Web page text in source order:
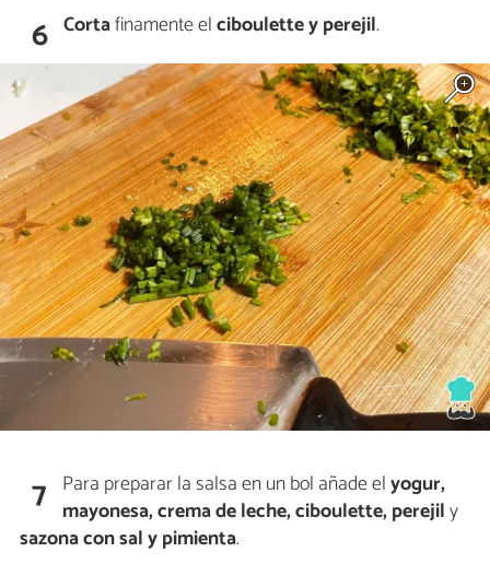
6 Cortafinamente elciboulette y perejil.
7 Para preparar la salsa en un bol añade elyogur,
mayonesa, crema de leche, ciboulette, perejily
sazona con sal y pimienta.